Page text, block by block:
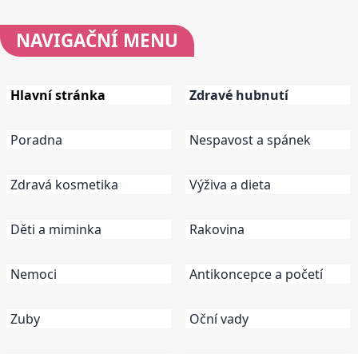
NAVIGAČNÍ MENU
Hlavní stránka
Poradna
Zdravá kosmetika
Děti a miminka
Nemoci
Zuby
Zdravé hubnutí
Nespavost a spánek
Výživa a dieta
Rakovina
Antikoncepce a početí
Oční vady